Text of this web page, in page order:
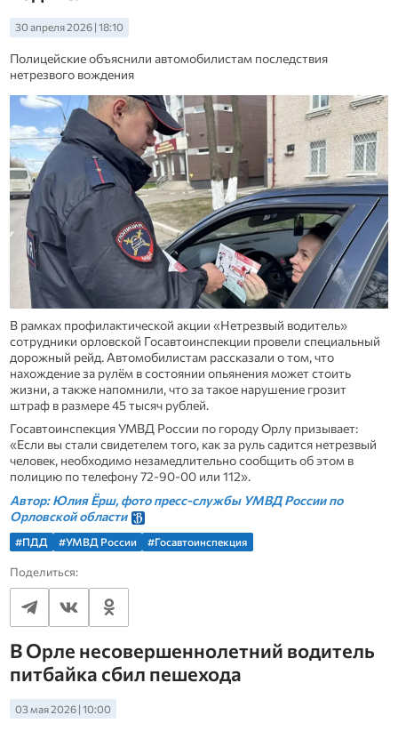
30 апреля 2026 | 18:10
Полицейские объяснили автомобилистам последствия
нетрезвого вождения
В рамках профилактической акции «Нетрезвый водитель»
сотрудники орловской Госавтоинспекции провели специальный
дорожный рейд. Автомобилистам рассказали о том, что
нахождение за рулём в состоянии опьянения может стоить
жизни, а также напомнили, что за такое нарушение грозит
штраф в размере 45 тысяч рублей.
Госавтоинспекция УМВД России по городу Орлу призывает:
«Если вы стали свидетелем того, как за руль садится нетрезвый
человек, необходимо незамедлительно сообщить об этом в
полицию по телефону 72-90-00 или 112».
Автор: Юлия Ёрш, фото пресс-службы УМВД России по
Орловской области
#ПДД #УМВД России #Госавтоинспекция
Поделиться:
В Орле несовершеннолетний водитель
питбайка сбил пешехода
03 мая 2026 | 10:00